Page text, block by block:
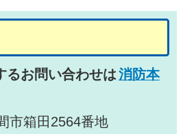
るお問い合わせは消防本
市箱田2564番地